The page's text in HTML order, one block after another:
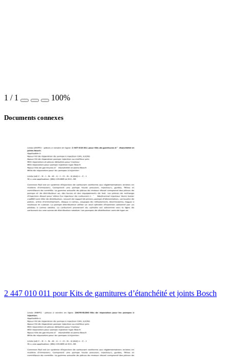
1 / 1 100%
Documents connexes
2 447 010 011 pour Kits de garnitures d’étanchéité et joints Bosch